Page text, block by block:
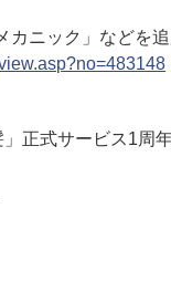
カニック」などを
正式サービス1周